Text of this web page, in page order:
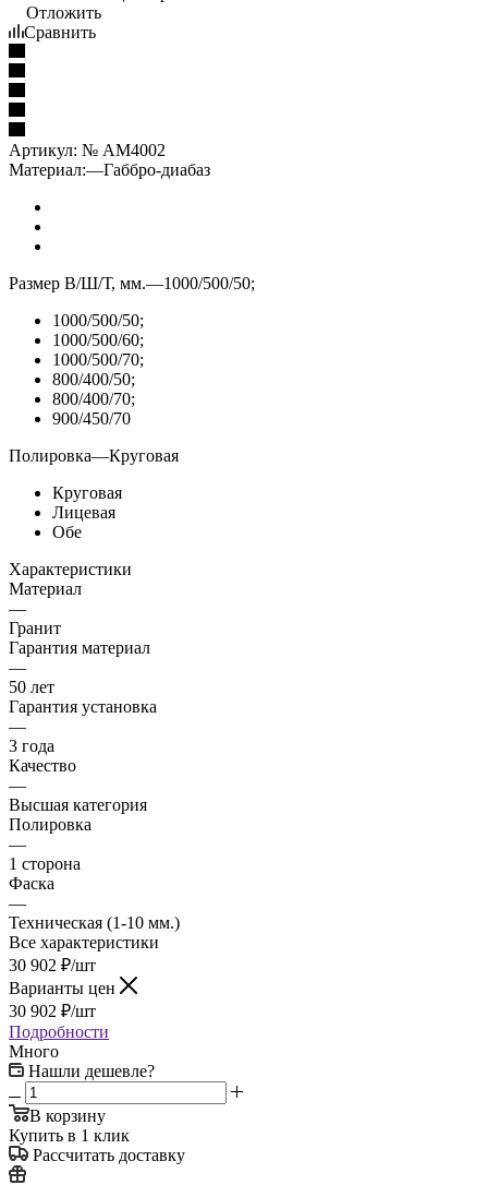
Отложить
Сравнить
Артикул: № AM4002
Материал:—Габбро-диабаз
Размер В/Ш/Т, мм.—1000/500/50;
1000/500/50;
1000/500/60;
1000/500/70;
800/400/50;
800/400/70;
900/450/70
Полировка—Круговая
Круговая
Лицевая
Обе
Характеристики
Материал
—
Гранит
Гарантия материал
—
50 лет
Гарантия установка
—
3 года
Качество
—
Высшая категория
Полировка
—
1 сторона
Фаска
—
Техническая (1-10 мм.)
Все характеристики
30 902 ₽/шт
Варианты цен
30 902 ₽/шт
Подробности
Много
Нашли дешевле?
В корзину
Купить в 1 клик
Рассчитать доставку